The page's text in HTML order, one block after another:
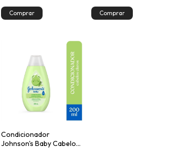
Condicionador
Johnson's Baby Cabelos